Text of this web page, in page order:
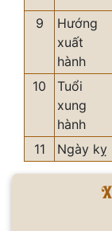
9
Hướng
xuất
hành
10
Tuổi
xung
hành
11 Ngày kỵ